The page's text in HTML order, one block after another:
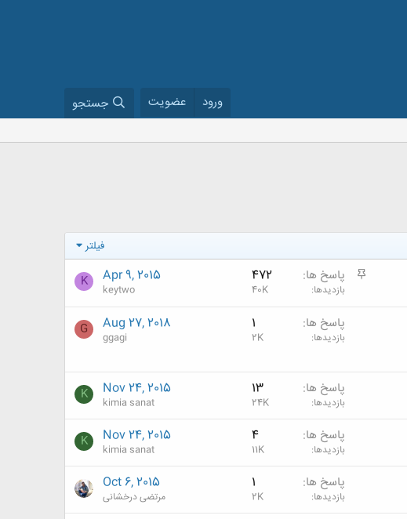
ورود عضویت جستجو
فیلتر
م
پاسخ ها 472
بازدیدها 40K
Apr 9, 2015
keytwo
K
پاسخ ها 1
بازدیدها 2K
Aug 27, 2018
ggagi
G
پاسخ ها 13
بازدیدها 24K
Nov 24, 2015
kimia sanat
K
پاسخ ها 4
بازدیدها 11K
Nov 24, 2015
kimia sanat
K
پاسخ ها 1
بازدیدها 2K
Oct 6, 2015
مرتضی درخشانی